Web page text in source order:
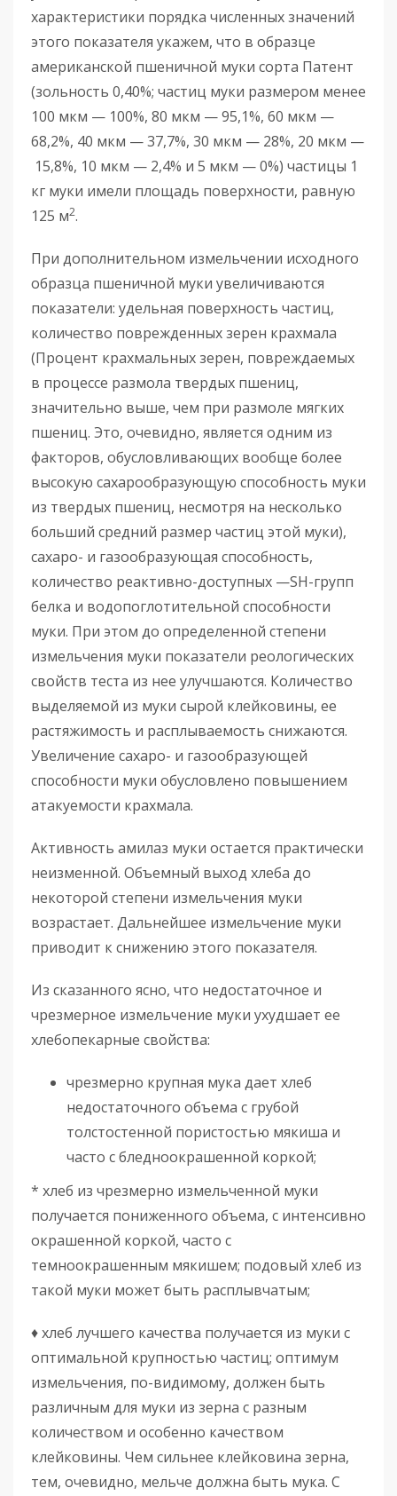
характеристики порядка численных значений
этого показателя укажем, что в образце
американской пшеничной муки сорта Патент
(зольность 0,40%; частиц муки размером менее
100 мкм — 100%, 80 мкм — 95,1%, 60 мкм —
68,2%, 40 мкм — 37,7%, 30 мкм — 28%, 20 мкм —
15,8%, 10 мкм — 2,4% и 5 мкм — 0%) частицы 1
кг муки имели площадь поверхности, равную
125 м2.
При дополнительном измельчении исходного
образца пшеничной муки увеличиваются
показатели: удельная поверхность частиц,
количество поврежденных зерен крахмала
(Процент крахмальных зерен, повреждаемых
в процессе размола твердых пшениц,
значительно выше, чем при размоле мягких
пшениц. Это, очевидно, является одним из
факторов, обусловливающих вообще более
высокую сахарообразующую способность муки
из твердых пшениц, несмотря на несколько
больший средний размер частиц этой муки),
сахаро- и газообразующая способность,
количество реактивно-доступных —SН-групп
белка и водопоглотительной способности
муки. При этом до определенной степени
измельчения муки показатели реологических
свойств теста из нее улучшаются. Количество
выделяемой из муки сырой клейковины, ее
растяжимость и расплываемость снижаются.
Увеличение сахаро- и газообразующей
способности муки обусловлено повышением
атакуемости крахмала.
Активность амилаз муки остается практически
неизменной. Объемный выход хлеба до
некоторой степени измельчения муки
возрастает. Дальнейшее измельчение муки
приводит к снижению этого показателя.
Из сказанного ясно, что недостаточное и
чрезмерное измельчение муки ухудшает ее
хлебопекарные свойства:
чрезмерно крупная мука дает хлеб
недостаточного объема с грубой
толстостенной пористостью мякиша и
часто с бледноокрашенной коркой;
* хлеб из чрезмерно измельченной муки
получается пониженного объема, с интенсивно
окрашенной коркой, часто с
темноокрашенным мякишем; подовый хлеб из
такой муки может быть расплывчатым;
♦ хлеб лучшего качества получается из муки с
оптимальной крупностью частиц; оптимум
измельчения, по-видимому, должен быть
различным для муки из зерна с разным
количеством и особенно качеством
клейковины. Чем сильнее клейковина зерна,
тем, очевидно, мельче должна быть мука. С